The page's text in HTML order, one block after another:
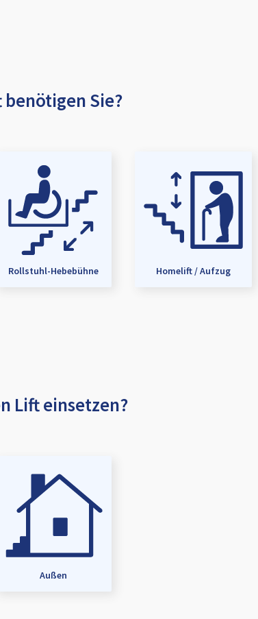
Sie?
Rollstuhl-Hebebühne Homelift / Aufzug
Lift einsetzen?
Außen